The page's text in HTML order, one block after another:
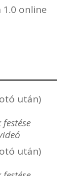
1.0 online
után)
után)